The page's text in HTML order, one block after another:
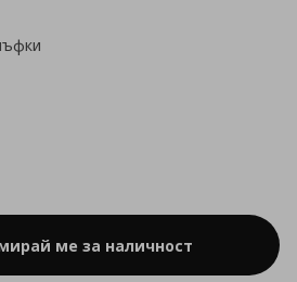
ме за наличност